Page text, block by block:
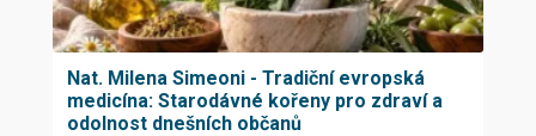
Nat. Milena Simeoni - Tradiční evropská
medicína: Starodávné kořeny pro zdraví a
odolnost dnešních občanů